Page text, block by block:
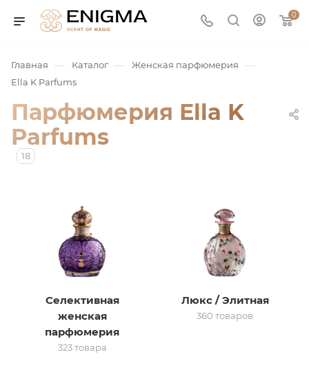
0
Главная — Каталог — Женская парфюмерия —
Ella K Parfums
Парфюмерия Ella K
Parfums
18
Селективная
женская
парфюмерия
323 товара
Люкс / Элитная
360 товаров